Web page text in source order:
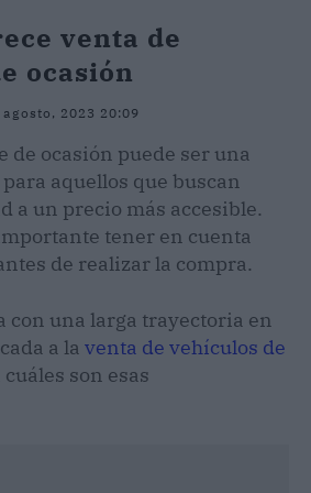
venta de
ocasión
agosto, 2023 20:09
de ocasión puede ser una
aquellos que buscan
a un precio más accesible.
tener en cuenta
de realizar la compra.
con una larga trayectoria en
a la venta de vehículos de
son esas